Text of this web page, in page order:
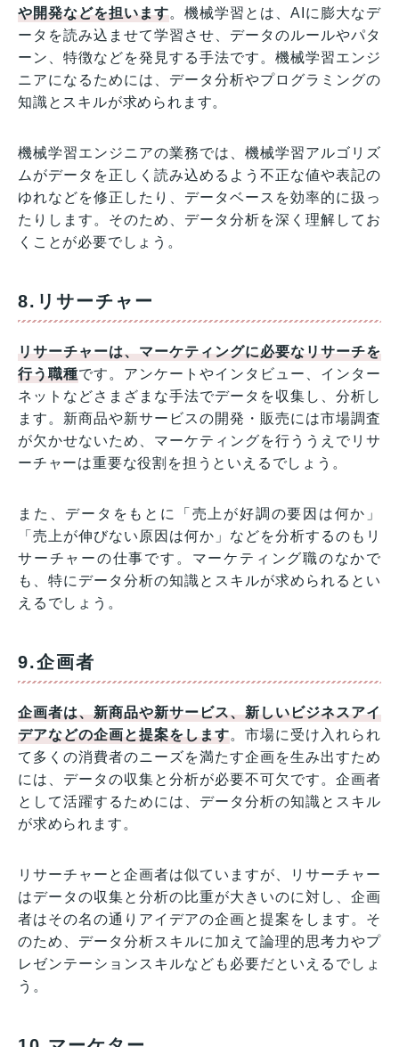
や開発などを担います。機械学習とは、AIに膨大なデ
ータを読み込ませて学習させ、データのルールやパタ
ーン、特徴などを発見する手法です。機械学習エンジ
ニアになるためには、データ分析やプログラミングの
知識とスキルが求められます。
機械学習エンジニアの業務では、機械学習アルゴリズ
ムがデータを正しく読み込めるよう不正な値や表記の
ゆれなどを修正したり、データベースを効率的に扱っ
たりします。そのため、データ分析を深く理解してお
くことが必要でしょう。
8.リサーチャー
リサーチャーは、マーケティングに必要なリサーチを
行う職種です。アンケートやインタビュー、インター
ネットなどさまざまな手法でデータを収集し、分析し
ます。新商品や新サービスの開発・販売には市場調査
が欠かせないため、マーケティングを行ううえでリサ
ーチャーは重要な役割を担うといえるでしょう。
また、データをもとに「売上が好調の要因は何か」
「売上が伸びない原因は何か」などを分析するのもリ
サーチャーの仕事です。マーケティング職のなかで
も、特にデータ分析の知識とスキルが求められるとい
えるでしょう。
9.企画者
企画者は、新商品や新サービス、新しいビジネスアイ
デアなどの企画と提案をします。市場に受け入れられ
て多くの消費者のニーズを満たす企画を生み出すため
には、データの収集と分析が必要不可欠です。企画者
として活躍するためには、データ分析の知識とスキル
が求められます。
リサーチャーと企画者は似ていますが、リサーチャー
はデータの収集と分析の比重が大きいのに対し、企画
者はその名の通りアイデアの企画と提案をします。そ
のため、データ分析スキルに加えて論理的思考力やプ
レゼンテーションスキルなども必要だといえるでしょ
う。